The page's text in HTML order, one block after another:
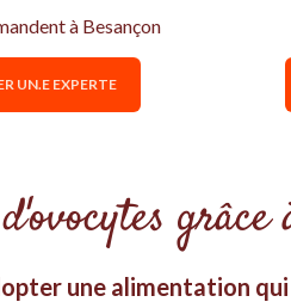
à Besançon
UN.E EXPERTE
une alimentation